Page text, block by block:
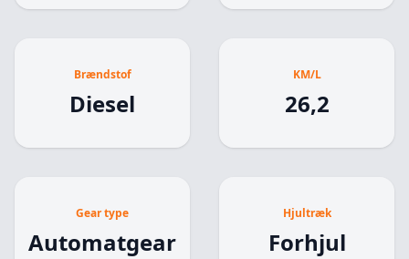
Brændstof
Diesel
KM/L
26,2
Gear type
Automatgear
Hjultræk
Forhjul